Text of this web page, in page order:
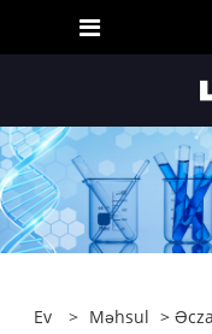
Ev > Məhsul >